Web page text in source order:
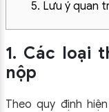
5. Lưu ý quan
1. Các loại
nộp
Theo quy định